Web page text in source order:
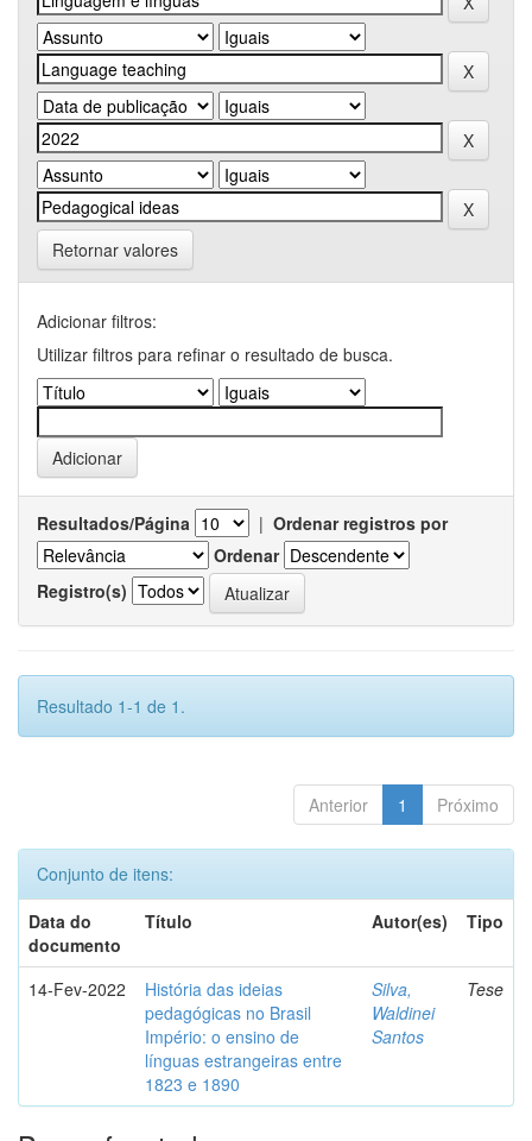
Retornar valores
Adicionar filtros:
Utilizar filtros para refinar o resultado de busca.
Resultados/Página | Ordenar registros por
Ordenar
Registro(s)
Resultado 1-1 de 1.
Anterior 1 Próximo
Conjunto de itens:
Data do
documento
Título Autor(es) Tipo
14-Fev-2022
História das ideias
pedagógicas no Brasil
Império: o ensino de
línguas estrangeiras entre
1823 e 1890
Silva,
Waldinei
Santos
Tese